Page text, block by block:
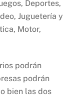
Deportes,
Juguetería y
Motor,
podrán
podrán
bien las dos